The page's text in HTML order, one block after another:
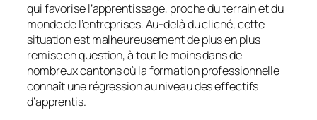
qui favorise l’apprentissage, proche du terrain et du
monde de l’entreprises. Au-delà du cliché, cette
situation est malheureusement de plus en plus
remise en question, à tout le moins dans de
nombreux cantons où la formation professionnelle
connaît une régression au niveau des effectifs
d’apprentis.